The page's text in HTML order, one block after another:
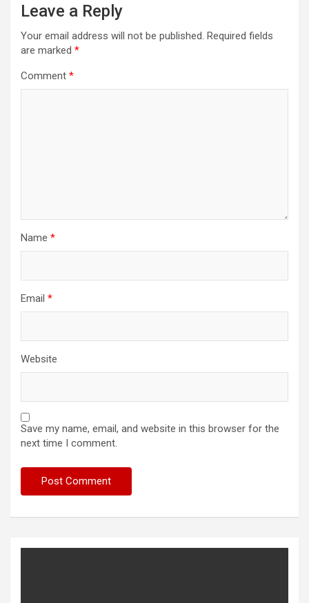
Leave a Reply
Your email address will not be published. Required fields
are marked *
Comment *
Name *
Email *
Website
Save my name, email, and website in this browser for the
next time I comment.